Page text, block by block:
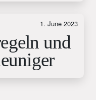
1. June 2023
und